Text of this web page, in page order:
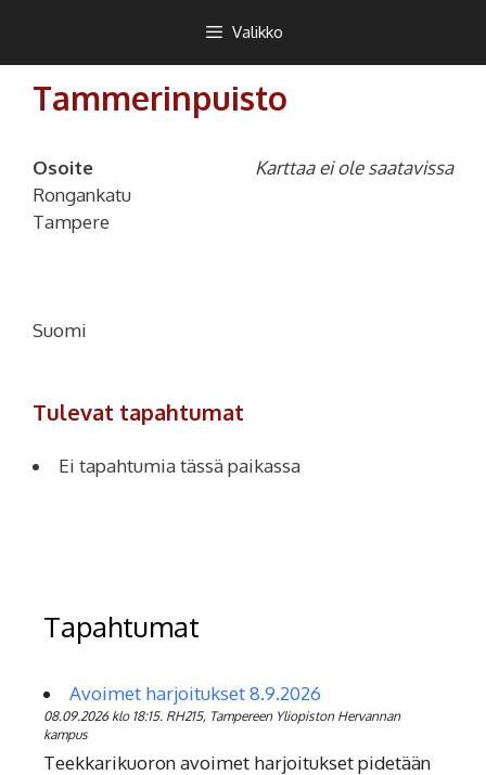
Valikko
Tammerinpuisto
Karttaa ei ole saatavissa
Osoite
Rongankatu
Tampere
Suomi
Tulevat tapahtumat
Ei tapahtumia tässä paikassa
Tapahtumat
Avoimet harjoitukset 8.9.2026
08.09.2026 klo 18:15. RH215, Tampereen Yliopiston Hervannan
kampus
Teekkarikuoron avoimet harjoitukset pidetään